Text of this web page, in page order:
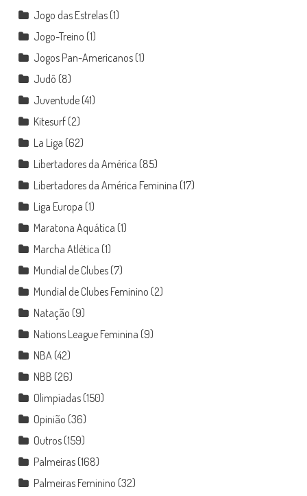
Jogo das Estrelas(1)
Jogo-Treino (1)
Jogos Pan-Americanos(1)
Judô (8)
Juventude(41)
Kitesurf(2)
La Liga (62)
Libertadores da América (85)
Libertadores da América Feminina (17)
Liga Europa (1)
Maratona Aquática (1)
Marcha Atlética (1)
Mundial de Clubes(7)
Mundial de Clubes Feminino (2)
Natação (9)
Nations League Feminina (9)
NBA (42)
NBB (26)
Olimpíadas(150)
Opinião (36)
Outros(159)
Palmeiras(168)
Palmeiras Feminino (32)